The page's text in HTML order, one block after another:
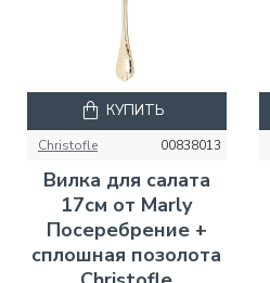
Christofle 00838013
Вилка для салата
17см от Marly
Посеребрение +
сплошная позолота
КУПИТЬ